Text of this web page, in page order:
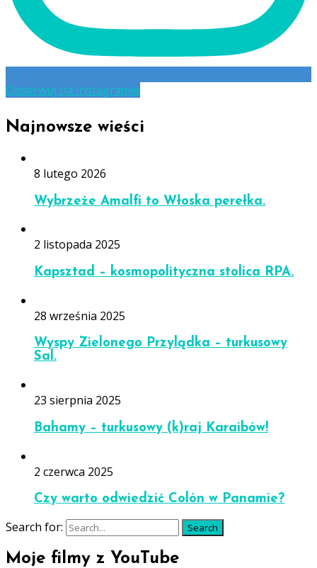
Obserwuj na Instagramie
Najnowsze wieści
8 lutego 2026
Wybrzeże Amalfi to Włoska perełka.
2 listopada 2025
Kapsztad – kosmopolityczna stolica RPA.
28 września 2025
Wyspy Zielonego Przylądka – turkusowy
Sal.
23 sierpnia 2025
Bahamy – turkusowy (k)raj Karaibów!
2 czerwca 2025
Czy warto odwiedzić Colón w Panamie?
Search for: Search
Moje filmy z YouTube